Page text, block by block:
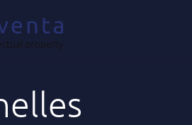
| África Seychelles